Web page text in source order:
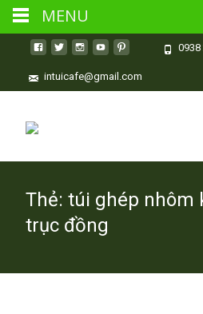
0938
intuicafe@gmail.com
Thẻ: túi ghép nhôm
trục đồng
MENU